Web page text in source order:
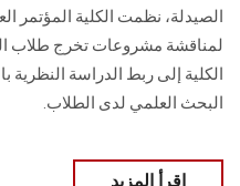
لمناقشة مشروعات تخرج طلاب
الكلية إلى ربط الدراسة النظرية
البحث العلمي لدى الطلاب.
اقرأ المزيد